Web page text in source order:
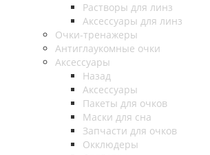
Растворы для линз
Аксессуары для линз
Очки-тренажеры
Антиглаукомные очки
Аксессуары
Назад
Аксессуары
Пакеты для очков
Маски для сна
Запчасти для очков
Окклюдеры